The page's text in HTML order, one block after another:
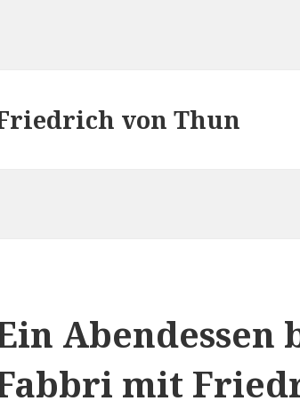
von Thun
Abendessen
mit